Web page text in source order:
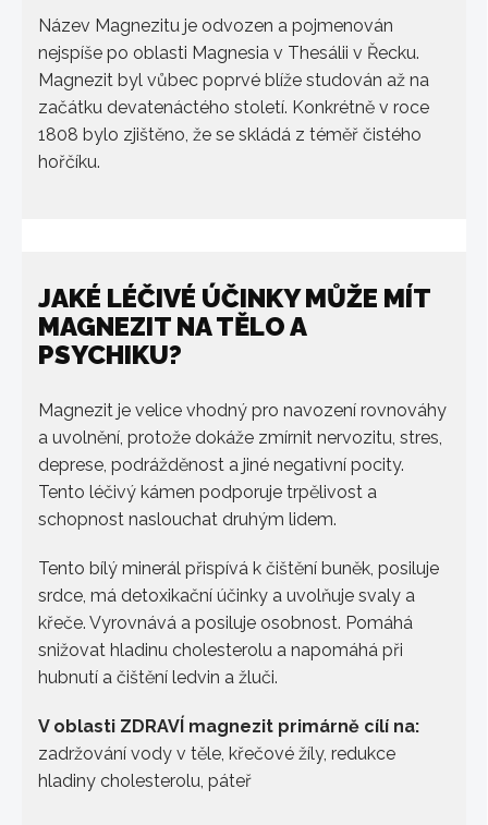
Název Magnezitu je odvozen a pojmenován
nejspíše po oblasti Magnesia v Thesálii v Řecku.
Magnezit byl vůbec poprvé blíže studován až na
začátku devatenáctého století. Konkrétně v roce
1808 bylo zjištěno, že se skládá z téměř čistého
hořčíku.
JAKÉ LÉČIVÉ ÚČINKY MŮŽE MÍT
MAGNEZIT NA TĚLO A
PSYCHIKU?
Magnezit je velice vhodný pro navození rovnováhy
a uvolnění, protože dokáže zmírnit nervozitu, stres,
deprese, podrážděnost a jiné negativní pocity.
Tento léčivý kámen podporuje trpělivost a
schopnost naslouchat druhým lidem.
Tento bílý minerál přispívá k čištění buněk, posiluje
srdce, má detoxikační účinky a uvolňuje svaly a
křeče. Vyrovnává a posiluje osobnost. Pomáhá
snižovat hladinu cholesterolu a napomáhá při
hubnutí a čištění ledvin a žluči.
V oblasti ZDRAVÍ magnezit primárně cílí na:
zadržování vody v těle, křečové žíly, redukce
hladiny cholesterolu, páteř